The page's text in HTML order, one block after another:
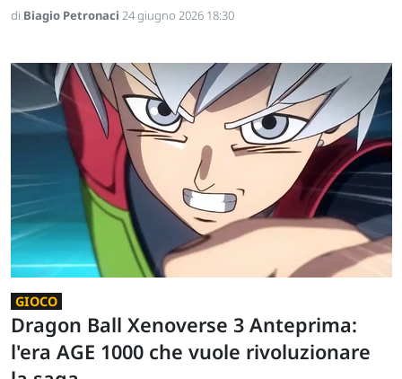
di Biagio Petronaci 24 giugno 2026 18:30
GIOCO
Dragon Ball Xenoverse 3 Anteprima:
l'era AGE 1000 che vuole rivoluzionare